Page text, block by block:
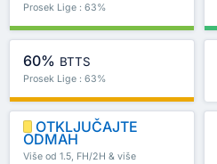
Prosek Lige : 63%
60% BTTS
Prosek Lige : 63%
OTKLJUČAJTE
ODMAH
Više od 1.5, FH/2H & više